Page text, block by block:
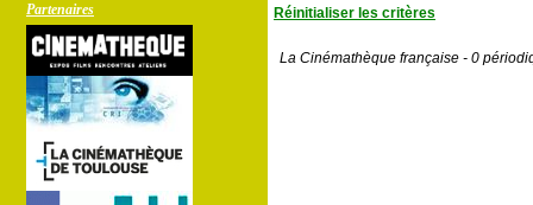
Partenaires
Réinitialiser les critères
La Cinémathèque française - 0